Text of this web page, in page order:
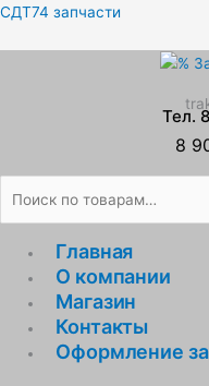
Перейти
СДТ74 запчасти
Тел.
8
Искать:
Главная
О компании
Магазин
Контакты
Оформление